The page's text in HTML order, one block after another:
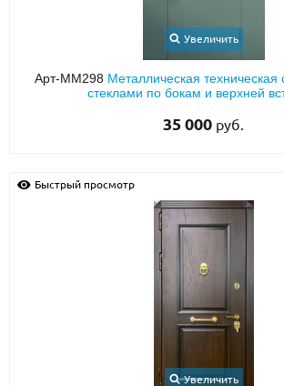
Увеличить
Арт-ММ298 Металлическая техническая
стеклами по бокам и верхней
35 000 руб.
Быстрый просмотр
Увеличить